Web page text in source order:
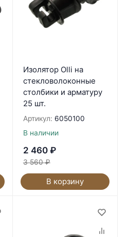
Изолятор Olli на
стекловолоконные
столбики и арматуру
25 шт.
Артикул: 6050100
В наличии
2 460 ₽
3 560 ₽
В корзину